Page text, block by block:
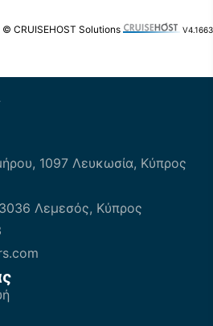
© CRUISEHOST Solutions V4.1663
1097 Λευκωσία, Κύπρος
Λεμεσός, Κύπρος